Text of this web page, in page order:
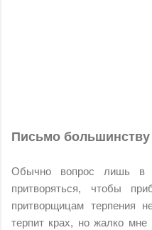
Письмо
Обычно вопрос лишь в
притворяться, чтобы
притворщицам терпения
терпит крах, но жалко